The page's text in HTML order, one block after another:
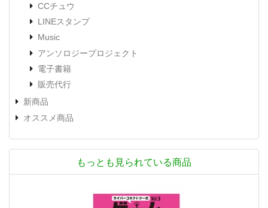
CCチュウ
LINEスタンプ
Music
アンソロジープロジェクト
電子書籍
販売代行
新商品
オススメ商品
もっとも見られている商品